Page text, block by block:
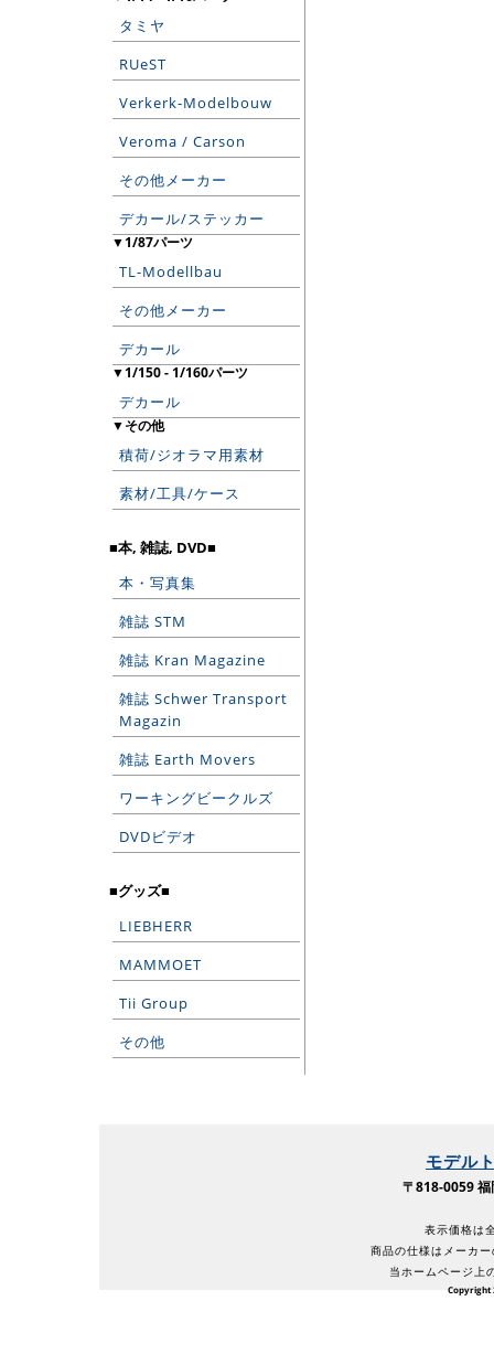
タミヤ
RUeST
Verkerk-Modelbouw
Veroma / Carson
その他メーカー
デカール/ステッカー
▼1/87パーツ
TL-Modellbau
その他メーカー
デカール
▼1/150 - 1/160パーツ
デカール
▼その他
積荷/ジオラマ用素材
素材/工具/ケース
■本, 雑誌, DVD■
本・写真集
雑誌 STM
雑誌 Kran Magazine
雑誌 Schwer Transport
Magazin
雑誌 Earth Movers
ワーキングビークルズ
DVDビデオ
■グッズ■
LIEBHERR
MAMMOET
Tii Group
その他
モデル
〒818-0059
表示価格は
商品の仕様はメーカ
当ホームページ上
Copyright